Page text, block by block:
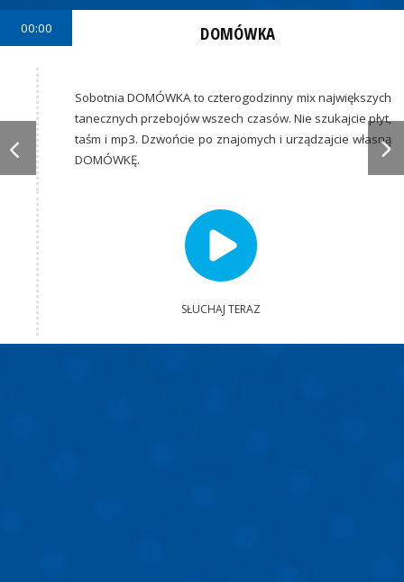
00:00 DOMÓWKA
Sobotnia DOMÓWKA to czterogodzinny mix największych
tanecznych przebojów wszech czasów. Nie szukajcie płyt,
taśm i mp3. Dzwońcie po znajomych i urządzajcie własną
DOMÓWKĘ.
SŁUCHAJ TERAZ